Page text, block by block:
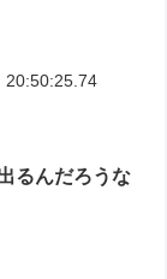
20:50:25.74
るんだろうな